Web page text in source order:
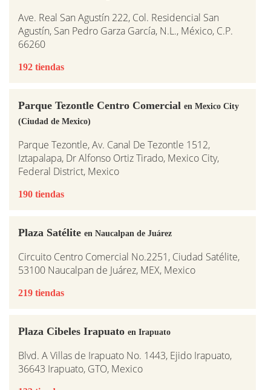
Ave. Real San Agustín 222, Col. Residencial San
Agustín, San Pedro Garza García, N.L., México, C.P.
66260
192 tiendas
Parque Tezontle Centro Comercial en Mexico City
(Ciudad de Mexico)
Parque Tezontle, Av. Canal De Tezontle 1512,
Iztapalapa, Dr Alfonso Ortiz Tirado, Mexico City,
Federal District, Mexico
190 tiendas
Plaza Satélite en Naucalpan de Juárez
Circuito Centro Comercial No.2251, Ciudad Satélite,
53100 Naucalpan de Juárez, MEX, Mexico
219 tiendas
Plaza Cibeles Irapuato en Irapuato
Blvd. A Villas de Irapuato No. 1443, Ejido Irapuato,
36643 Irapuato, GTO, Mexico